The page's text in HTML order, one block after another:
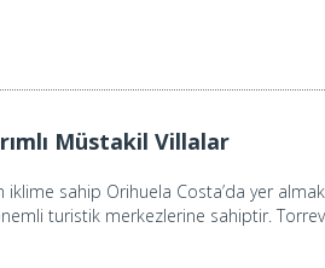
Müstakil Villalar
sahip Orihuela Costa’da yer
turistik merkezlerine sahiptir.